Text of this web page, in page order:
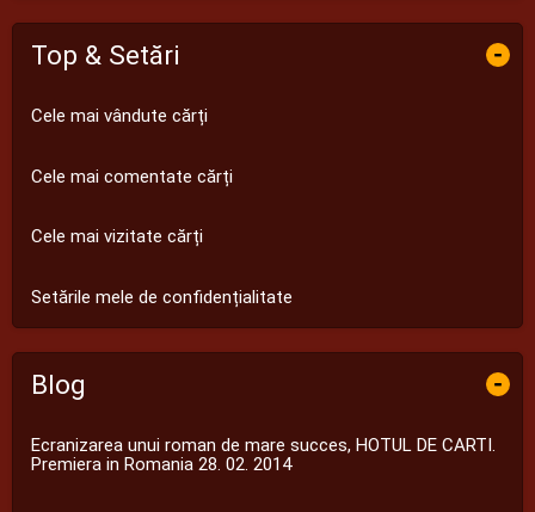
Top & Setări -
Cele mai vândute cărți
Cele mai comentate cărți
Cele mai vizitate cărți
Setările mele de confidențialitate
Blog -
Ecranizarea unui roman de mare succes, HOTUL DE CARTI.
Premiera in Romania 28. 02. 2014